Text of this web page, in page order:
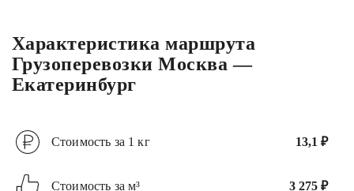
Характеристика маршрута
Грузоперевозки Москва —
Екатеринбург
Стоимость за 1 кг 13,1 ₽
Стоимость за м³ 3 275 ₽